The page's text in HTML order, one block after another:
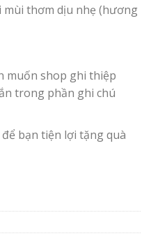
mùi thơm dịu nhẹ (hương
muốn shop ghi thiệp
trong phần ghi chú
bạn tiện lợi tặng quà